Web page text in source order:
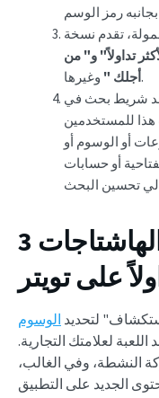
تقدم نسخة
تداولاً" و" من
أجلك "
وغيرها.
شريط بحث في
للمستخدمين
أو الوسوم أو
أو حسابات
3 نصائح لاستكشاف الهاشتاجات
على تويتر
لتحديد الوسوم
لعلامتك التجارية.
النشطة، وفي الغالب،